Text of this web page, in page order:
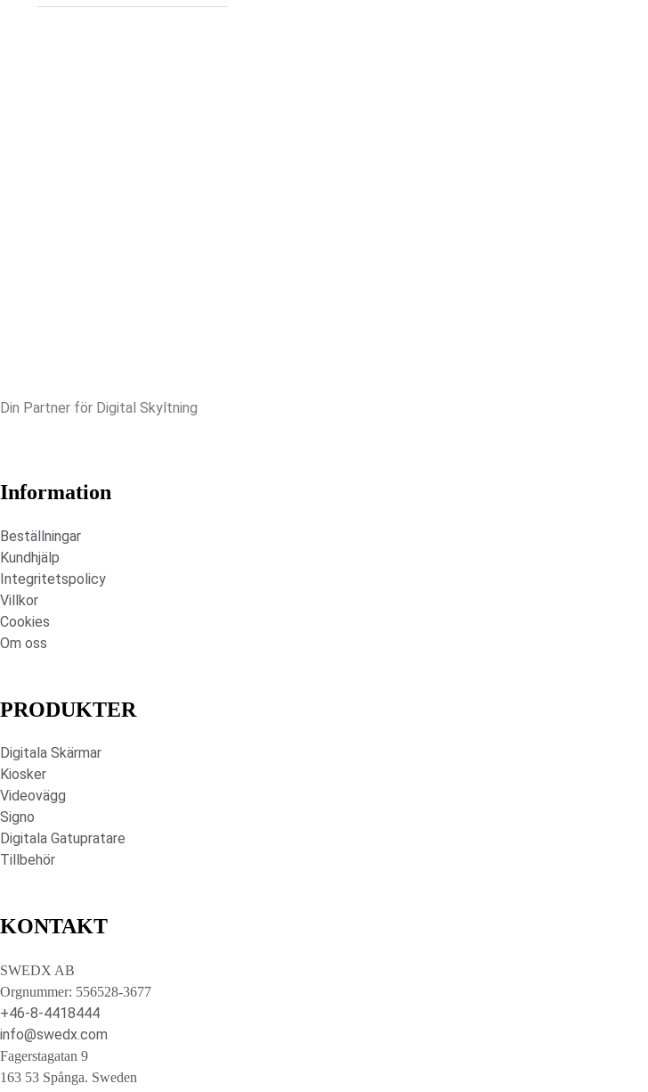
Din Partner för Digital Skyltning
Information
Beställningar
Kundhjälp
Integritetspolicy
Villkor
Cookies
Om oss
PRODUKTER
Digitala Skärmar
Kiosker
Videovägg
Signo
Digitala Gatupratare
Tillbehör
KONTAKT
SWEDX AB
Orgnummer: 556528-3677
+46-8-4418444
info@swedx.com
Fagerstagatan 9
163 53 Spånga. Sweden